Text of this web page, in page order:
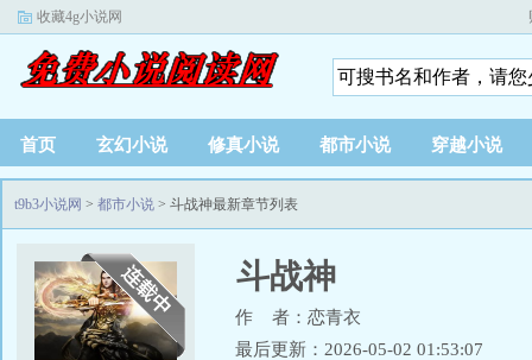
收藏4g小说网
首页 玄幻小说 修真小说 都市小说 穿越小说
t9b3小说网 > 都市小说 > 斗战神最新章节列表
斗战神
作 者：恋青衣
最后更新：2026-05-02 01:53:07